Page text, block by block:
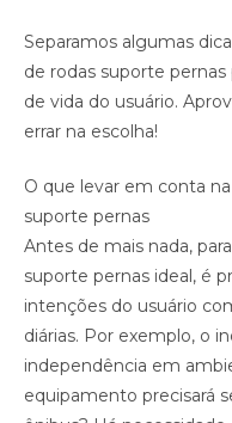
Separamos algumas
de rodas suporte
de vida do usuário.
errar na escolha!
O que levar em conta
suporte pernas
Antes de mais nada,
suporte pernas ideal, é
intenções do usuário
diárias. Por exemplo, o
independência em
equipamento precisará